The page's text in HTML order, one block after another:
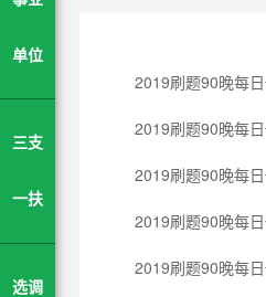
单位
三支
一扶
选调
2019刷题90晚每
2019刷题90晚每
2019刷题90晚每
2019刷题90晚每
2019刷题90晚每